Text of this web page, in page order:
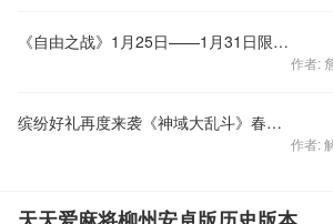
《自由之战》1月25日——1月31日限免英雄轮换公告
作者:
缤纷好礼再度来袭《神域大乱斗》春节七天乐
作者: